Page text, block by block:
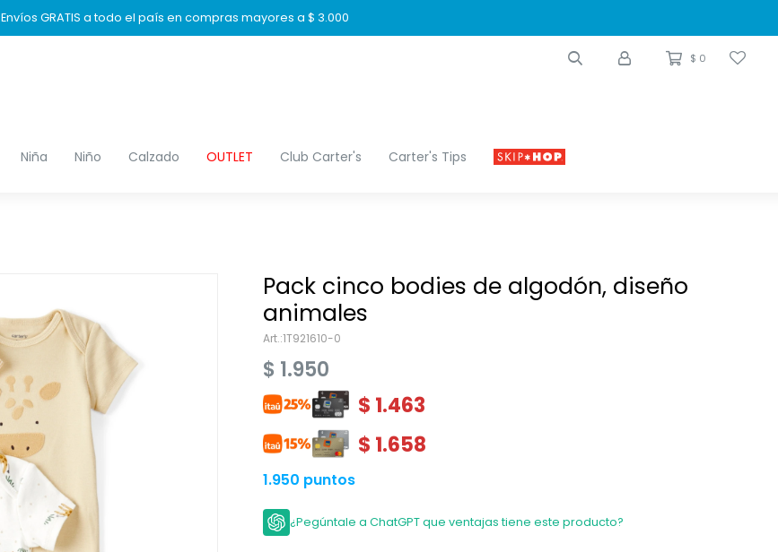
Envíos GRATIS a todo el país en compras mayores a $ 3.000
Niña Niño Calzado OUTLET Club Carter's Carter's Tips
$ 0
Pack cinco bodies de algodón, diseño
animales
1T921610-0
$ 1.950
$ 1.463
$ 1.658
1.950 puntos
¿Pegúntale a ChatGPT que ventajas tiene este producto?